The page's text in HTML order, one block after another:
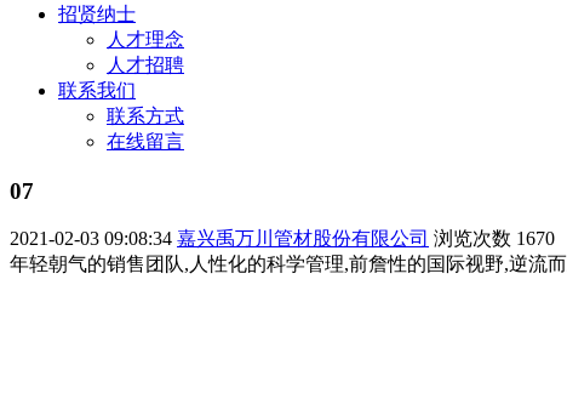
招贤纳士
人才理念
人才招聘
联系我们
联系方式
在线留言
07
2021-02-03 09:08:34 嘉兴禹万川管材股份有限公司 浏览次数 1670
年轻朝气的销售团队,人性化的科学管理,前詹性的国际视野,逆流